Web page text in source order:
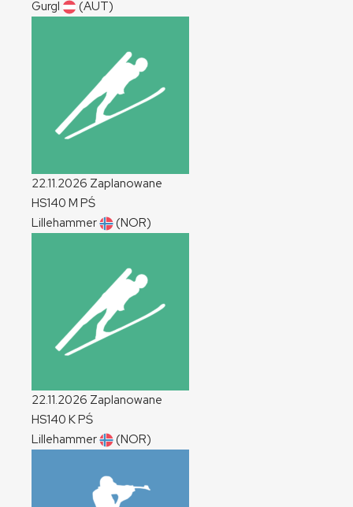
Gurgl
(AUT)
22.11.2026 Zaplanowane
HS140 M PŚ
Lillehammer
(NOR)
22.11.2026 Zaplanowane
HS140 KPŚ
Lillehammer
(NOR)